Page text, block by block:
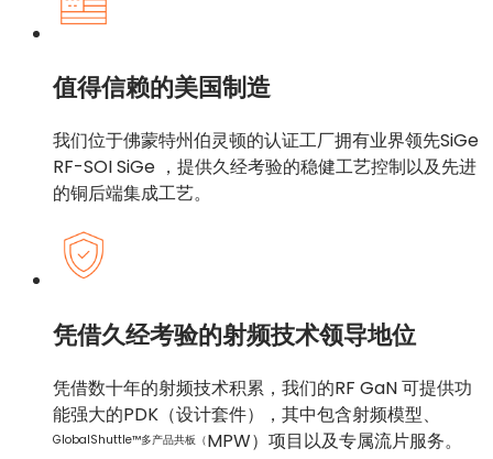
值得信赖的美国制造
我们位于佛蒙特州伯灵顿的认证工厂拥有业界领先SiGe
RF-SOI SiGe ，提供久经考验的稳健工艺控制以及先进
的铜后端集成工艺。
凭借久经考验的射频技术领导地位
凭借数十年的射频技术积累，我们的RF GaN 可提供功
能强大的PDK（设计套件），其中包含射频模型、
GlobalShuttle™多产品共板（MPW）项目以及专属流片服务。